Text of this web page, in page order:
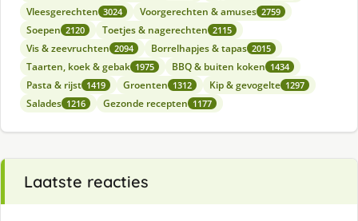
Vleesgerechten 3024 Voorgerechten & amuses 2759
Soepen 2120 Toetjes & nagerechten 2115
Vis & zeevruchten 2094 Borrelhapjes & tapas 2015
Taarten, koek & gebak 1975 BBQ & buiten koken 1434
Pasta & rijst 1419 Groenten 1312 Kip & gevogelte 1297
Salades 1216 Gezonde recepten 1177
Laatste reacties